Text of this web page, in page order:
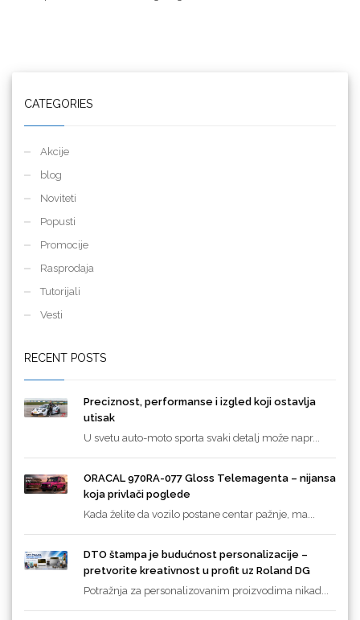
CATEGORIES
Akcije
blog
Noviteti
Popusti
Promocije
Rasprodaja
Tutorijali
Vesti
RECENT POSTS
Preciznost, performanse i izgled koji ostavlja
utisak
U svetu auto-moto sporta svaki detalj može napr...
ORACAL 970RA-077 Gloss Telemagenta – nijansa
koja privlači poglede
Kada želite da vozilo postane centar pažnje, ma...
DTO štampa je budućnost personalizacije –
pretvorite kreativnost u profit uz Roland DG
Potražnja za personalizovanim proizvodima nikad...